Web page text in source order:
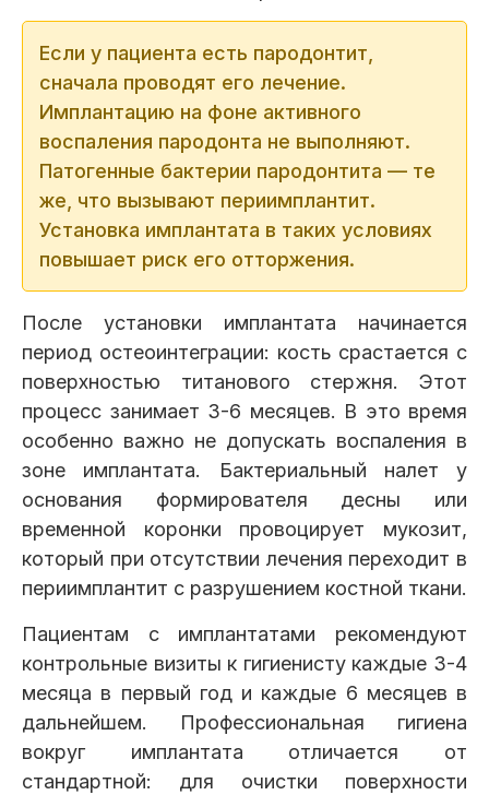
Если у пациента есть пародонтит,
сначала проводят его лечение.
Имплантацию на фоне активного
воспаления пародонта не выполняют.
Патогенные бактерии пародонтита — те
же, что вызывают периимплантит.
Установка имплантата в таких условиях
повышает риск его отторжения.
После установки имплантата начинается
период остеоинтеграции: кость срастается с
поверхностью титанового стержня. Этот
процесс занимает 3-6 месяцев. В это время
особенно важно не допускать воспаления в
зоне имплантата. Бактериальный налет у
основания формирователя десны или
временной коронки провоцирует мукозит,
который при отсутствии лечения переходит в
периимплантит с разрушением костной ткани.
Пациентам с имплантатами рекомендуют
контрольные визиты к гигиенисту каждые 3-4
месяца в первый год и каждые 6 месяцев в
дальнейшем. Профессиональная гигиена
вокруг имплантата отличается от
стандартной: для очистки поверхности